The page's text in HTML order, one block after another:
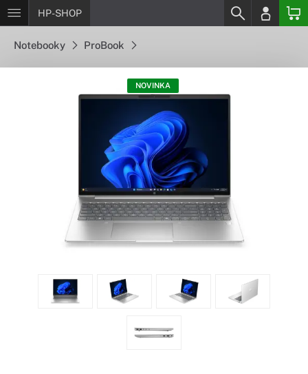
HP-SHOP
Notebooky ProBook
NOVINKA